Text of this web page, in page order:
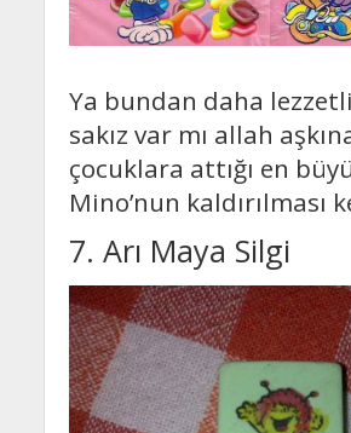
Ya bundan daha
sakız var mı allah
çocuklara attığı en
Mino’nun kaldırılması
7. Arı Maya Silgi